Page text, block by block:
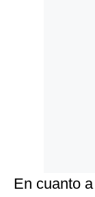
En cuanto